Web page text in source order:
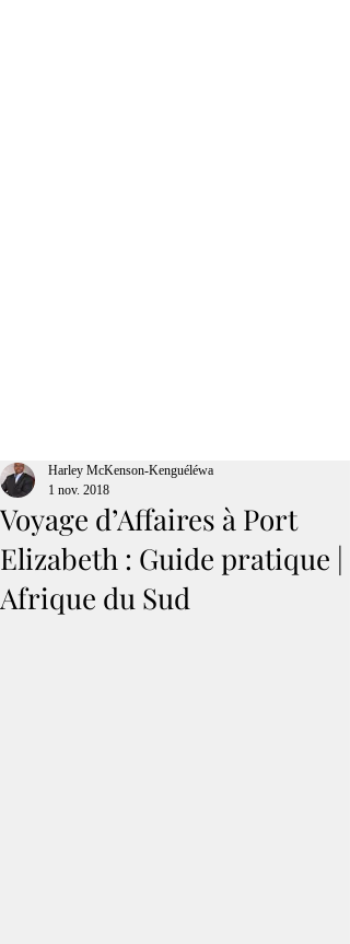
Voyage d’Affaires à Port
Elizabeth : Guide pratique |
Afrique du Sud
Harley McKenson-Kenguéléwa
1 nov. 2018